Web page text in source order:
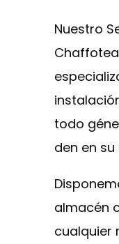
Nuestro
todo
den en
almacén
cualquier